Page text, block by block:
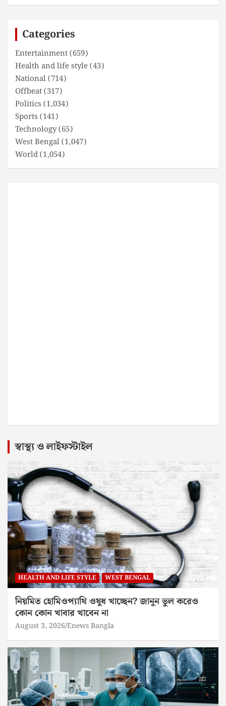
Categories
Entertainment(659)
Health and life style(43)
National(714)
Offbeat(317)
Politics (1,034)
Sports (141)
Technology(65)
West Bengal(1,047)
World(1,054)
স্বাস্থ্য ও লাইফস্টাইল
HEALTH AND LIFE STYLE WEST BENGAL
নিয়মিত হোমিওপ্যাথি ওষুধ খাচ্ছেন? জানুন ভুল করেও
কোন কোন খাবার খাবেন না
August 3, 2026 Enews Bangla